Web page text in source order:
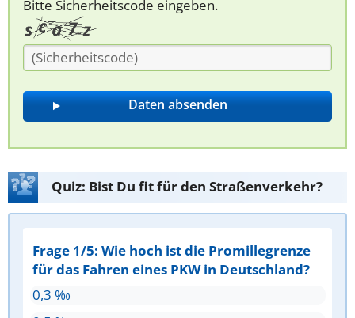
Bitte Sicherheitscode eingeben.
Quiz: Bist Du fit für den Straßenverkehr?
Frage 1/5: Wie hoch ist die Promillegrenze
für das Fahren eines PKW in Deutschland?
0,3 ‰